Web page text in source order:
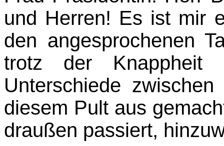
und Herren! Es ist mir
den an­gesprochenen
trotz der Knappheit
Unterschiede
diesem Pult aus
draußen passiert,